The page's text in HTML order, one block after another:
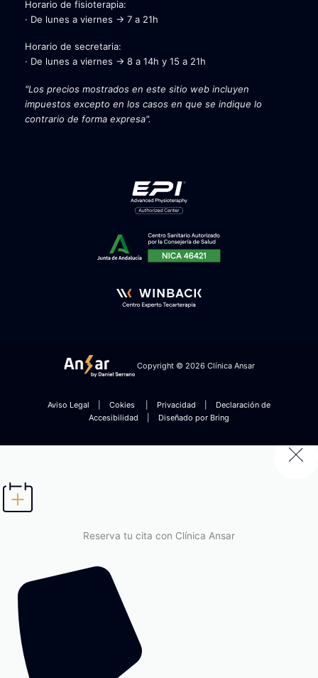
Horario de fisioterapia:
· De lunes a viernes → 7 a 21h
Horario de secretaria:
· De lunes a viernes → 8 a 14h y 15 a 21h
"Los precios mostrados en este sitio web incluyen
impuestos excepto en los casos en que se indique lo
contrario de forma expresa".
Copyright © 2026 Clínica Ansar
Aviso Legal Cokies Privacidad
Declaración de
Accesibilidad
Diseñado por Bring
Reserva tu cita con Clínica Ansar